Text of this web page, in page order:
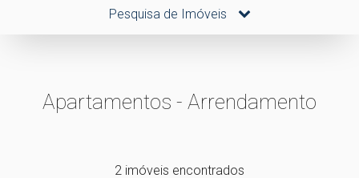
Pesquisa de Imóveis
Apartamentos - Arrendamento
2 imóveis encontrados